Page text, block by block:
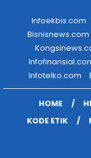
Infoekbis.com
Bisnisnews.com
Infotelko.com
HOME
KODE ETIK